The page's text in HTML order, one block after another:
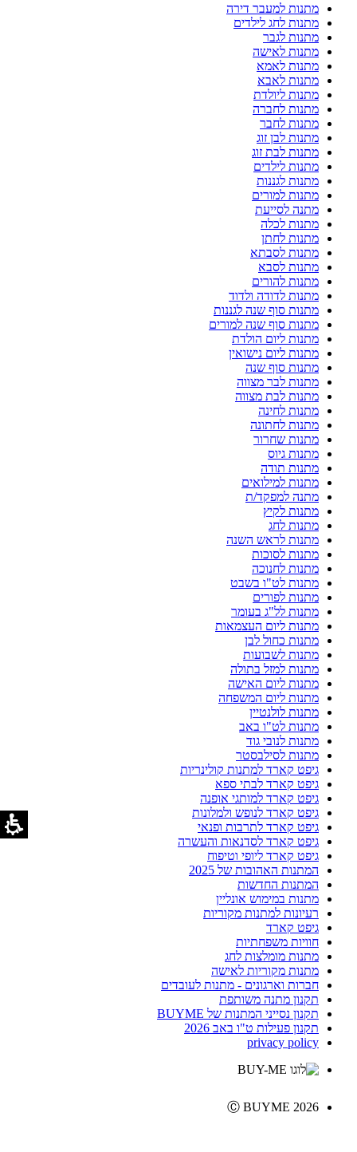
מתנות למעבר דירה
מתנות לחג לילדים
מתנות לגבר
מתנות לאישה
מתנות לאמא
מתנות לאבא
מתנות ליולדת
מתנות לחברה
מתנות לחבר
מתנות לבן זוג
מתנות לבת זוג
מתנות לילדים
מתנות לגננות
מתנות למורים
מתנה לסייעת
מתנות לכלה
מתנות לחתן
מתנות לסבתא
מתנות לסבא
מתנות להורים
מתנות לדודה ולדוד
מתנות סוף שנה לגננות
מתנות סוף שנה למורים
מתנות ליום הולדת
מתנות ליום נישואין
מתנות סוף שנה
מתנות לבר מצווה
מתנות לבת מצווה
מתנות לחינה
מתנות לחתונה
מתנות שחרור
מתנות גיוס
מתנות תודה
מתנות למילואים
מתנה למפקד/ת
מתנות לקיץ
מתנות לחג
מתנות לראש השנה
מתנות לסוכות
מתנות לחנוכה
מתנות לט"ו בשבט
מתנות לפורים
מתנות לל"ג בעומר
מתנות ליום העצמאות
מתנות כחול לבן
מתנות לשבועות
מתנות למזל בתולה
מתנות ליום האישה
מתנות ליום המשפחה
מתנות לולנטיין
מתנות לט"ו באב
מתנות לנובי גוד
מתנות לסילבסטר
גיפט קארד למתנות קולינריות
גיפט קארד לבתי ספא
גיפט קארד למותגי אופנה
גיפט קארד לנופש ולמלונות
גיפט קארד לתרבות ופנאי
גיפט קארד לסדנאות והעשרה
גיפט קארד ליופי וטיפוח
המתנות האהובות של 2025
המתנות החדשות
מתנות במימוש אונליין
רעיונות למתנות מקוריות
גיפט קארד
חוויות משפחתיות
מתנות מומלצות לחג
מתנות מקוריות לאישה
חברות וארגונים - מתנות לעובדים
תקנון מתנה משותפת
תקנון נסייני המתנות של BUYME
תקנון פעילות ט"ו באב 2026
privacy policy
Ⓒ BUYME 2026